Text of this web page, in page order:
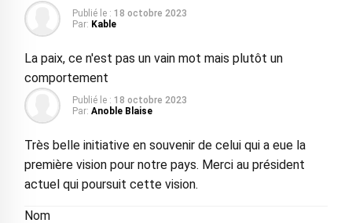
Publié le : 18 octobre 2023
Par: Kable
La paix, ce n'est pas un vain mot mais plutôt un
comportement
Publié le : 18 octobre 2023
Par: Anoble Blaise
Très belle initiative en souvenir de celui qui a eue la
première vision pour notre pays. Merci au président
actuel qui poursuit cette vision.
Nom